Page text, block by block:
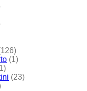
(1)
(23)